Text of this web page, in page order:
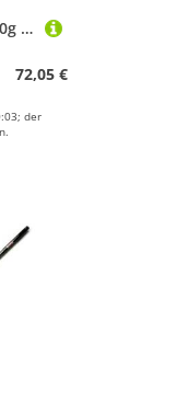
Teleskop Angelruten Set 200g Köder 4.5/5, m Seeangelrute 36T Kohlefaser Distanzwurf Ozeanbootsangel Spinnrute Superharte Teleskoprute(30cm)
72,05 €
der